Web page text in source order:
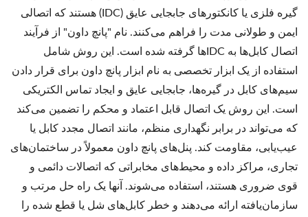
گیره فلزی یا کانکتورهای جابجایی عایق (IDC) هستند که اتصالی
ایمن و طولانی مدت را فراهم می‌کنند. نام "پانچ داون" از فرآیند
اتصال کابل‌ها به IDCها گرفته شده است. این روش شامل
استفاده از یک ابزار تخصصی به نام ابزار پانچ داون برای قرار دادن
سیم‌های کابل در گیره‌ها، جابجایی عایق و ایجاد تماس الکتریکی
است. این روش یک اتصال قابل اعتماد و محکم را تضمین می‌کند
که می‌تواند در برابر نگهداری منظم، مانند اتصال مجدد کابل یا
عیب‌یابی، مقاومت کند. پنل‌های پانچ داون معمولاً در ساختمان‌های
تجاری، مراکز داده و محیط‌های مخابراتی که اتصالات دائمی و
قوی ضروری هستند، استفاده می‌شوند. آنها یک راه حل مرتب و
سازمان‌یافته ارائه می‌دهند و خطر کابل‌های شل یا قطع شده را